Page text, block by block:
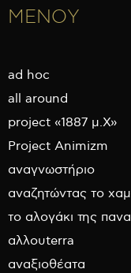
ΜΕΝΟΥ
ad hoc
all around
project «1887 μ.Χ»
Project Animizm
αναγνωστήριο
αναζητώντας το
το αλογάκι της
αλλουterra
αναξιοθέατα